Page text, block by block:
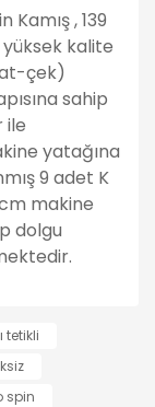
, 139
yüksek kalite
çek)
sahip
ile
yatağına
9 adet K
makine
dolgu
öneri
tetikli
spin